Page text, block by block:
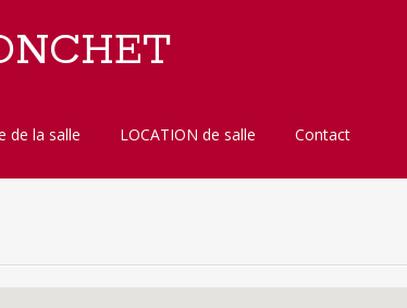
de la salle LOCATION de salle Contact